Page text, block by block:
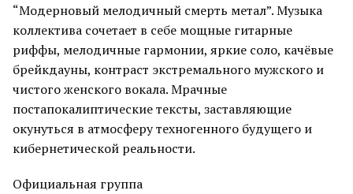
“Модерновый мелодичный смерть метал”. Музыка
коллектива сочетает в себе мощные гитарные
риффы, мелодичные гармонии, яркие соло, качёвые
брейкдауны, контраст экстремального мужского и
чистого женского вокала. Мрачные
постапокалиптические тексты, заставляющие
окунуться в атмосферу техногенного будущего и
кибернетической реальности.
Официальная группа